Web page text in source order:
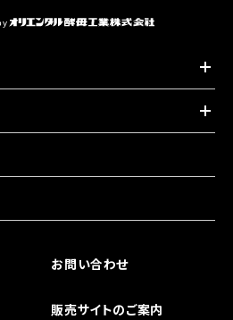
お問い合わせ
販売サイトのご案内